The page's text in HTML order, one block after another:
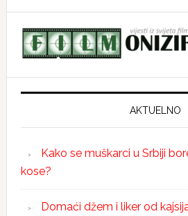
AKTUELNO
Kako se muškarci u Srbiji
kose?
Domaći džem i liker od